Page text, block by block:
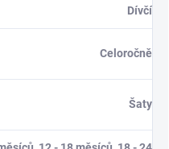
Dívčí
Celoročně
Šaty